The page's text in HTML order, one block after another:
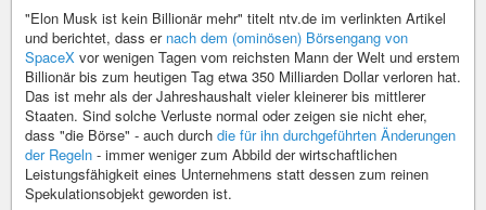
"Elon Musk ist kein Billionär mehr" titelt ntv.de im verlinkten Artikel
und berichtet, dass er nach dem (ominösen) Börsengang von
SpaceX vor wenigen Tagen vom reichsten Mann der Welt und erstem
Billionär bis zum heutigen Tag etwa 350 Milliarden Dollar verloren hat.
Das ist mehr als der Jahreshaushalt vieler kleinerer bis mittlerer
Staaten. Sind solche Verluste normal oder zeigen sie nicht eher,
dass "die Börse" - auch durch die für ihn durchgeführten Änderungen
der Regeln - immer weniger zum Abbild der wirtschaftlichen
Leistungsfähigkeit eines Unternehmens statt dessen zum reinen
Spekulationsobjekt geworden ist.